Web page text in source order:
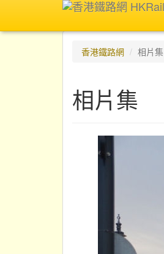
香港鐵路網 相片集
相片集